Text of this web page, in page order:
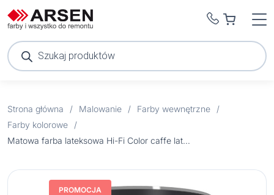
Wyszukiwarka
produktów
Strona główna / Malowanie / Farby wewnętrzne
/
Farby kolorowe
/
Matowa farba lateksowa Hi-Fi Color caffe latte 2,5 l
PROMOCJA